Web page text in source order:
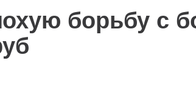
борьбу с